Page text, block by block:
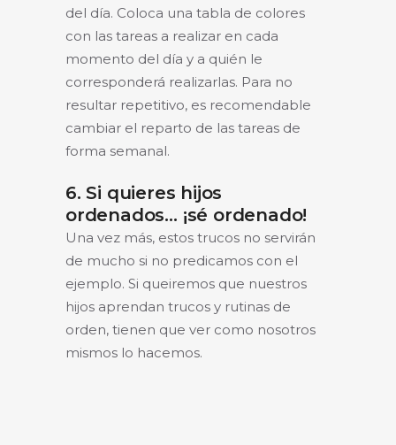
del día. Coloca una tabla de colores
con las tareas a realizar en cada
momento del día y a quién le
corresponderá realizarlas. Para no
resultar repetitivo, es recomendable
cambiar el reparto de las tareas de
forma semanal.
6. Si quieres hijos
ordenados… ¡sé ordenado!
Una vez más, estos trucos no servirán
de mucho si no predicamos con el
ejemplo. Si queiremos que nuestros
hijos aprendan trucos y rutinas de
orden, tienen que ver como nosotros
mismos lo hacemos.